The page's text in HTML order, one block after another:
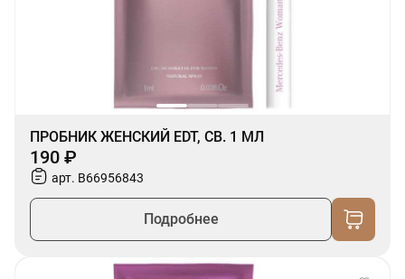
ПРОБНИК ЖЕНСКИЙ EDT, СВ. 1 МЛ
190 ₽
арт. B66956843
Подробнее